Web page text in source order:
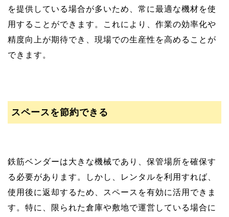
を提供している場合が多いため、常に最適な機材を使
用することができます。これにより、作業の効率化や
精度向上が期待でき、現場での生産性を高めることが
できます。
スペースを節約できる
鉄筋ベンダーは大きな機械であり、保管場所を確保す
る必要があります。しかし、レンタルを利用すれば、
使用後に返却するため、スペースを有効に活用できま
す。特に、限られた倉庫や敷地で運営している場合に